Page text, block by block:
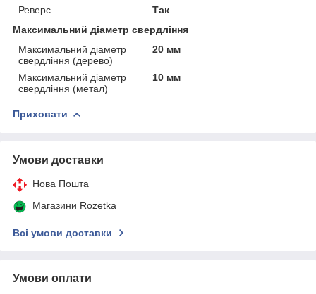
Реверс
Так
Максимальний діаметр свердління
Максимальний діаметр
свердління (дерево)
20 мм
Максимальний діаметр
свердління (метал)
10 мм
Приховати
Умови доставки
Нова Пошта
Магазини Rozetka
Всі умови доставки
Умови оплати